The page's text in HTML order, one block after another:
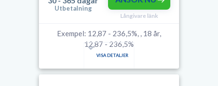
Utbetalning
Långivare länk
Exempel: 12,87 - 236,5%, , 18 år,
12,87 - 236,5%
VISA DETALJER